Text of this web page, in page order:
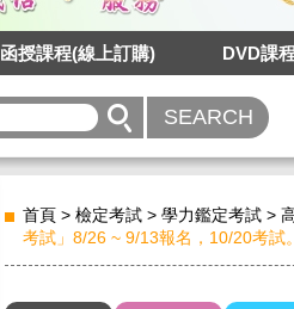
函授課程(線上訂購) DVD課
首頁 > 檢定考試 > 學力鑑定考試 >
考試」8/26 ~ 9/13報名，10/20考試